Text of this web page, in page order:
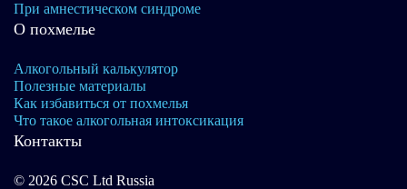
При амнестическом синдроме
О похмелье
Алкогольный калькулятор
Полезные материалы
Как избавиться от похмелья
Что такое алкогольная интоксикация
Контакты
© 2026 CSC Ltd Russia